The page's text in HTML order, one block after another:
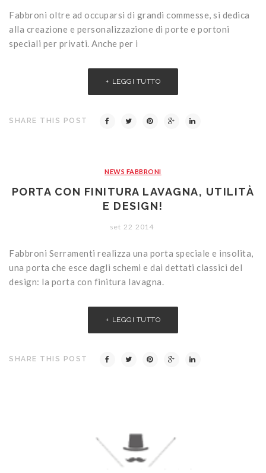
Fabbroni oltre ad occuparsi di grandi commesse, si dedica
alla creazione e personalizzazione di porte e portoni
speciali per privati. Anche per i
LEGGI TUTTO
SHARE THIS POST
NEWS FABBRONI
PORTA CON FINITURA LAVAGNA, UTILITÀ
E DESIGN!
set 22 2014
Fabbroni Serramenti realizza una porta speciale e insolita,
una porta che esce dagli schemi e dai dettati classici del
design: la porta con finitura lavagna.
LEGGI TUTTO
SHARE THIS POST